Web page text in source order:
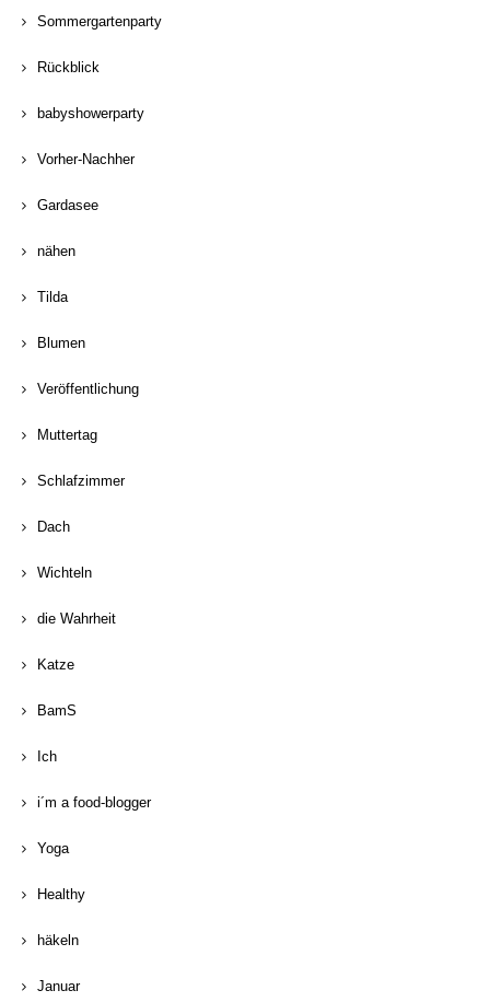
Sommergartenparty
Rückblick
babyshowerparty
Vorher-Nachher
Gardasee
nähen
Tilda
Blumen
Veröffentlichung
Muttertag
Schlafzimmer
Dach
Wichteln
die Wahrheit
Katze
BamS
Ich
i´m a food-blogger
Yoga
Healthy
häkeln
Januar